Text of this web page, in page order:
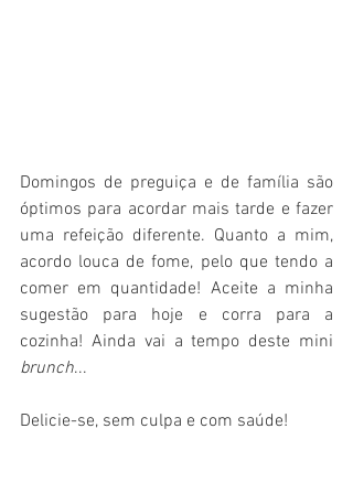
Domingos de preguiça e de família são
óptimos para acordar mais tarde e fazer
uma refeição diferente. Quanto a mim,
acordo louca de fome, pelo que tendo a
comer em quantidade! Aceite a minha
sugestão para hoje e corra para a
brunch...
Delicie-se, sem culpa e com saúde!